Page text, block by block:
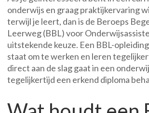
onderwijs en graag praktijkervaring
terwijl je leert, dan is de Beroeps
Leerweg (BBL) voor
uitstekende keuze. Een BBL-
staat om te werken en leren
direct aan de slag gaat in een
tegelijkertijd een erkend diploma